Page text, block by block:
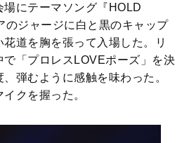
にテーマソング『HOLD
のジャージに白と黒のキャップ
道を胸を張って入場した。リ
で「プロレスLOVEポーズ」を決
弾むように感触を味わった。
クを握った。